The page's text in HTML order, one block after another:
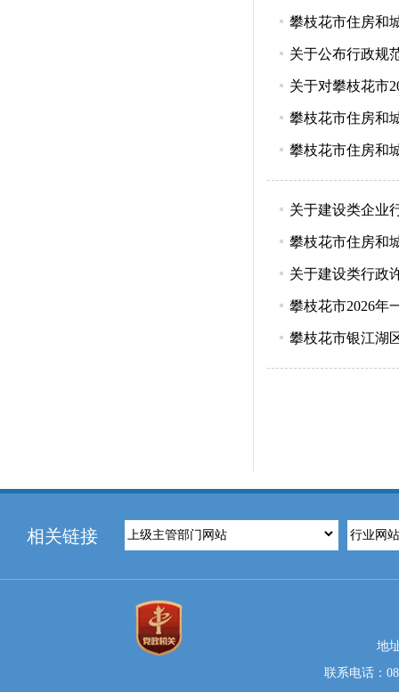
攀枝花市住房和
关于公布行政规
关于对攀枝花市
攀枝花市住房和
攀枝花市住房和
关于建设类企业
攀枝花市住房和
关于建设类行政
攀枝花市2026年
攀枝花市银江湖
相关链接
地
联系电话：